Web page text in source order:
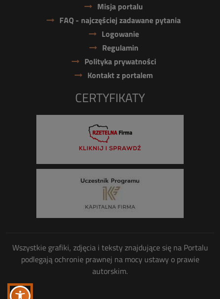
Misja portalu
FAQ - najczęściej zadawane pytania
Logowanie
Regulamin
Polityka prywatności
Kontakt z portalem
CERTYFIKATY
Wszystkie grafiki, zdjęcia i teksty znajdujące się na Portalu
podlegają ochronie prawnej na mocy ustawy o prawie
autorskim.